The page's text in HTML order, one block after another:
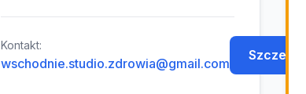
Kontakt:
wschodnie.studio.zdrowia@gmail.com
Szczegóły